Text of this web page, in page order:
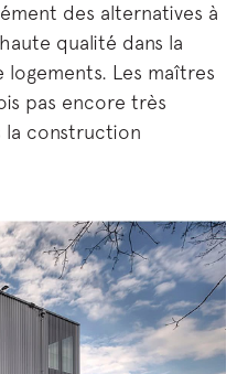
des alternatives à
qualité dans la
Les maîtres
pas encore très
la construction